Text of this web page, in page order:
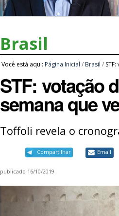
Brasil
Você está aqui: Página Inicial / Brasil /
STF: votação
semana que
Toffoli revela o
Compartilhar Email
publicado 16/10/2019